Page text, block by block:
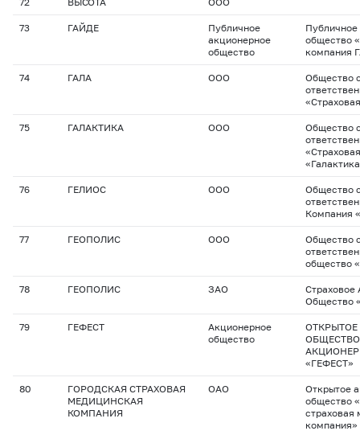
73 ГАЙДЕ
Публичное
акционерное
общество
общество
компания
74 ГАЛА ООО
Общество
75 ГАЛАКТИКА ООО
Общество
76 ГЕЛИОС ООО
Общество
Компания
77 ГЕОПОЛИС ООО
Общество
общество
78 ГЕОПОЛИС ЗАО
Страховое
Общество
79 ГЕФЕСТ
Акционерное
общество
ОБЩЕСТВО
«ГЕФЕСТ»
80
ГОРОДСКАЯ СТРАХОВАЯ
МЕДИЦИНСКАЯ
КОМПАНИЯ
ОАО
Открытое
общество
страховая
компания»